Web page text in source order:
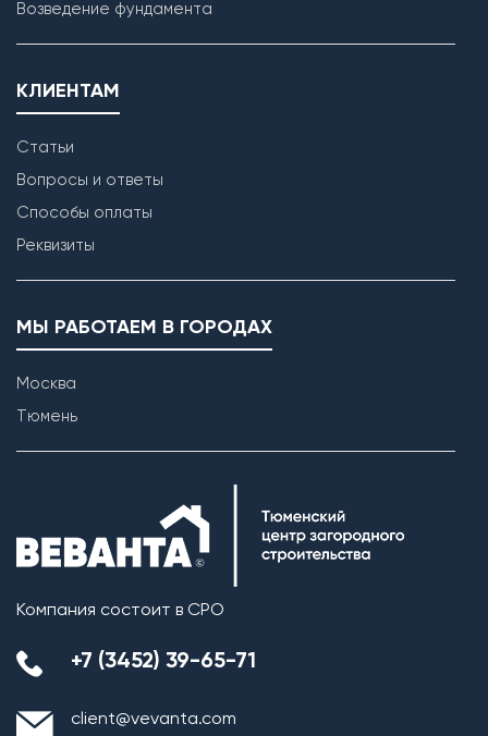
Возведение фундамента
КЛИЕНТАМ
Статьи
Вопросы и ответы
Способы оплаты
Реквизиты
МЫ РАБОТАЕМ В ГОРОДАХ
Москва
Тюмень
Компания состоит в СРО
+7 (3452) 39-65-71
client@vevanta.com